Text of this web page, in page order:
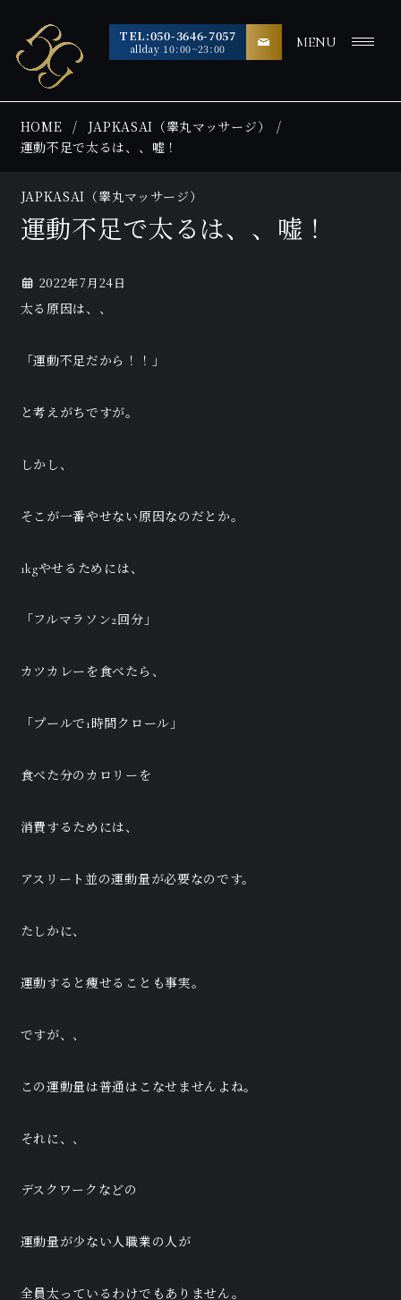
TEL:050-3646-7057
allday 10:00~23:00 MENU
HOME
JAPKASAI（睾丸マッサージ）
運動不足で太るは、、嘘！
JAPKASAI（睾丸マッサージ）
運動不足で太るは、、嘘！
2022年7月24日
太る原因は、、
「運動不足だから！！」
と考えがちですが。
しかし、
そこが一番やせない原因なのだとか。
1kgやせるためには、
「フルマラソン2回分」
カツカレーを食べたら、
「プールで1時間クロール」
食べた分のカロリーを
消費するためには、
アスリート並の運動量が必要なのです。
たしかに、
運動すると痩せることも事実。
ですが、、
この運動量は普通はこなせませんよね。
それに、、
デスクワークなどの
運動量が少ない人職業の人が
全員太っているわけでもありません。